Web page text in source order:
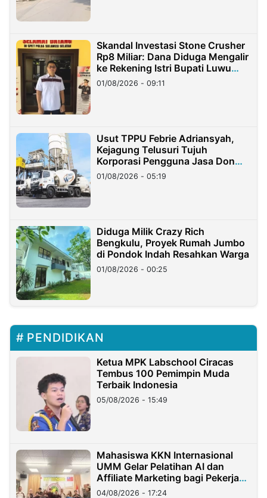
Skandal Investasi Stone Crusher
Rp8 Miliar: Dana Diduga Mengalir
ke Rekening Istri Bupati Luwu
Timur
01/08/2026 - 09:11
Usut TPPU Febrie Adriansyah,
Kejagung Telusuri Tujuh
Korporasi Pengguna Jasa Don
Ritto
01/08/2026 - 05:19
Diduga Milik Crazy Rich
Bengkulu, Proyek Rumah Jumbo
di Pondok Indah Resahkan Warga
01/08/2026 - 00:25
PENDIDIKAN
Ketua MPK Labschool Ciracas
Tembus 100 Pemimpin Muda
Terbaik Indonesia
05/08/2026 - 15:49
Mahasiswa KKN Internasional
UMM Gelar Pelatihan AI dan
Affiliate Marketing bagi Pekerja
Migran Indonesia di Taiwan
04/08/2026 - 17:24